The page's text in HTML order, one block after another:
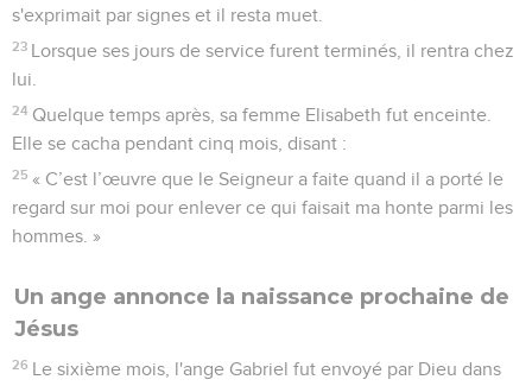
s'exprimait par signes et il resta muet.
23 Lorsque ses jours de service furent terminés, il rentra chez
lui.
24 Quelque temps après, sa femme Elisabeth fut enceinte.
Elle se cacha pendant cinq mois, disant :
25 « C’est l’œuvre que le Seigneur a faite quand il a porté le
regard sur moi pour enlever ce qui faisait ma honte parmi les
hommes. »
Un ange annonce la naissance prochaine de
Jésus
26 Le sixième mois, l'ange Gabriel fut envoyé par Dieu dans